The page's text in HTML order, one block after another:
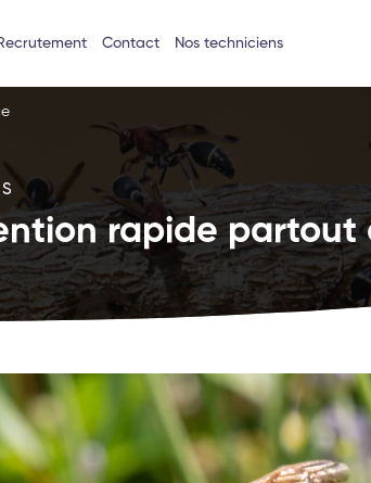
Contact Nos techniciens
rapide partout